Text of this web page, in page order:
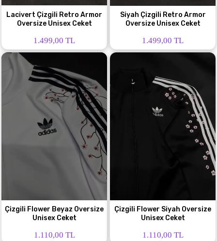
Lacivert Çizgili Retro Armor
Oversize Unisex Ceket
1.499,00 TL
Siyah Çizgili Retro Armor
Oversize Unisex Ceket
1.499,00 TL
Çizgili Flower Beyaz Oversize
Unisex Ceket
1.110,00 TL
Çizgili Flower Siyah Oversize
Unisex Ceket
1.110,00 TL